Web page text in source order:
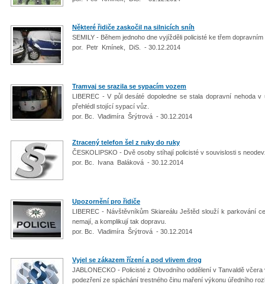
Některé řidiče zaskočil na silnicích sníh
SEMILY - Během jednoho dne vyjížděli policisté ke třem
por. Petr Kmínek, DiS. - 30.12.2014
Tramvaj se srazila se sypacím vozem
LIBEREC - V půl desáté dopoledne se stala dopravní nehoda
přehlédl stojící sypací vůz.
por. Bc. Vladimíra Šrýtrová - 30.12.2014
Ztracený telefon šel z ruky do ruky
ČESKOLIPSKO - Dvě osoby stíhají policisté v souvislosti s
por. Bc. Ivana Baláková - 30.12.2014
Upozornění pro řidiče
LIBEREC - Návštěvníkům Skiareálu Ještěd slouží k parkování
nemají, a komplikují tak dopravu.
por. Bc. Vladimíra Šrýtrová - 30.12.2014
Vyjel se zákazem řízení a pod vlivem drog
JABLONECKO - Policisté z Obvodního oddělení v Tanvaldě
podezření ze spáchání trestného činu maření výkonu úředního